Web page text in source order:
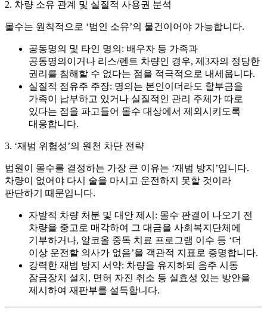
2. 차량 소유 관계 및 실질적 사용권 분석
몰수는 원칙적으로 ‘범인 소유’의 물건이어야 가능합니다.
공동명의 및 타인 명의: 배우자 등 가족과
공동명의이거나 리스/렌트 차량인 경우, 제3자의 정당한
권리를 침해할 수 없다는 점을 적극적으로 내세웁니다.
실질적 점유주 주장: 명의는 본인이더라도 할부금을
가족이 납부하고 있거나 실질적인 관리 주체가 따로
있다는 점을 파고들어 몰수 대상에서 제외시키도록
대응합니다.
3. ‘재범 위험성’의 원천 차단 전략
법원이 몰수를 결정하는 가장 큰 이유는 ‘재범 방지’입니다.
차량이 없어야 다시 술을 마시고 운전하지 못할 것이라
판단하기 때문입니다.
자발적 차량 처분 및 대안 제시: 몰수 판결이 나오기 전
차량을 중고로 매각하여 그 대금을 사회복지단체에
기부하거나, 알코올 중독 치료 프로그램 이수 등 ‘더
이상 운전할 의사가 없음’을 객관적 지표로 증명합니다.
강력한 재범 방지 서약: 차량을 유지하되 음주 시동
잠금장치 설치, 면허 자진 취소 등 실효성 있는 방안을
제시하여 재판부를 설득합니다.